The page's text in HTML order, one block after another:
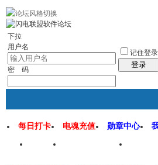
下拉
用户名
密 码
记住登录
登录
首页 闪电联盟论坛
每日打卡 电魂充值 勋章中心